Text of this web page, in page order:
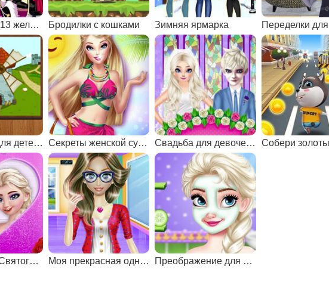
Дракулара и 13 желаний Бродилки с кошками Зимняя ярмарка
Логическая для детей 8 лет Секреты женской сумочки Свадьба для девочек 8 лет
Элли в день Святого Валентина Моя прекрасная одноклассница Преображение для девочек 8 лет